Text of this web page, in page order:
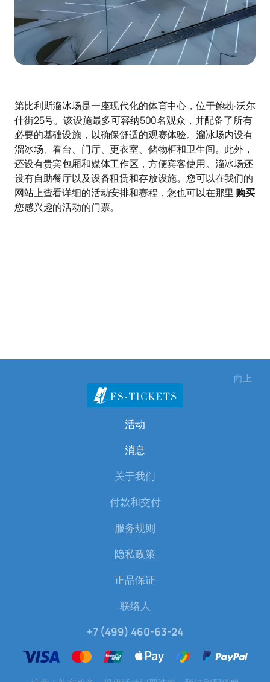
第比利斯溜冰场是一座现代化的体育中心，位于鲍勃·沃尔
什街25号。该设施最多可容纳500名观众，并配备了所有
必要的基础设施，以确保舒适的观赛体验。溜冰场内设有
溜冰场、看台、门厅、更衣室、储物柜和卫生间。此外，
还设有贵宾包厢和媒体工作区，方便宾客使用。溜冰场还
设有自助餐厅以及设备租赁和存放设施。您可以在我们的
网站上查看详细的活动安排和赛程，您也可以在那里 购买
您感兴趣的活动的门票。
向上
活动
消息
关于我们
付款和交付
服务规则
隐私政策
正品保证
联络人
+7 (499) 460-63-24